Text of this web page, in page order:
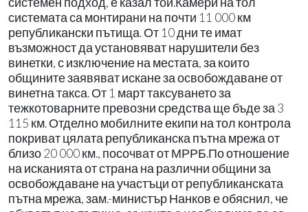
системата са монтирани на почти 11 000 км
републикански пътища. От 10 дни те имат
възможност да установяват нарушители без
винетки, с изключение на местата, за които
общините заявяват искане за освобождаване от
винетна такса. От 1 март таксуването за
тежкотоварните превозни средства ще бъде за 3
115 км. Отделно мобилните екипи на тол контрола
покриват цялата републиканска пътна мрежа от
близо 20 000 км., посочват от МРРБ.По отношение
на исканията от страна на различни общини за
освобождаване на участъци от републиканската
пътна мрежа, зам.-министър Нанков е обяснил, че